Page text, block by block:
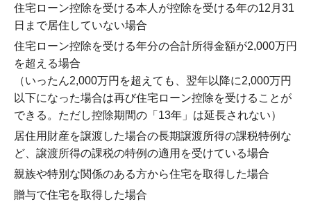
住宅ローン控除を受ける本人が控除を受ける年の12月31
日まで居住していない場合
住宅ローン控除を受ける年分の合計所得金額が2,000万円
を超える場合
（いったん2,000万円を超えても、翌年以降に2,000万円
以下になった場合は再び住宅ローン控除を受けることが
できる。ただし控除期間の「13年」は延長されない）
居住用財産を譲渡した場合の長期譲渡所得の課税特例な
ど、譲渡所得の課税の特例の適用を受けている場合
親族や特別な関係のある方から住宅を取得した場合
贈与で住宅を取得した場合